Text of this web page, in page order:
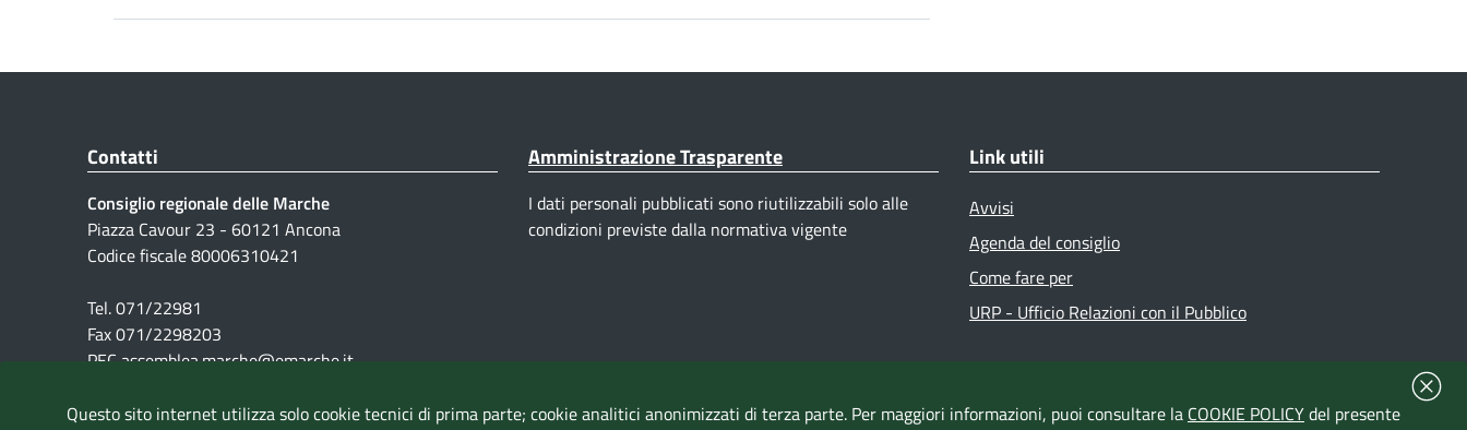
Contatti
Consiglio regionale delle Marche
Piazza Cavour 23 - 60121 Ancona
Codice fiscale 80006310421
Tel. 071/22981
Fax 071/2298203
PEC assemblea.marche@emarche.it
Amministrazione Trasparente
I dati personali pubblicati sono riutilizzabili solo alle
condizioni previste dalla normativa vigente
Link utili
Avvisi
Agenda del consiglio
Come fare per
URP - Ufficio Relazioni con il Pubblico
Questo sito internet utilizza solo cookie tecnici di prima parte; cookie analitici anonimizzati di terza parte. Per maggiori informazioni, puoi consultare la COOKIE POLICYdel presente